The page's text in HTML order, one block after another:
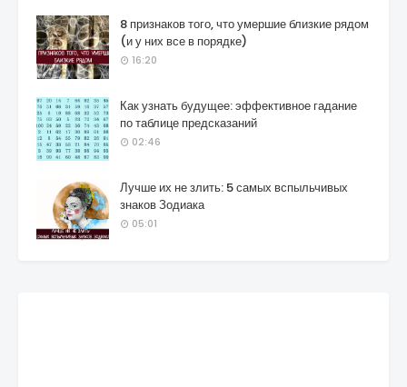
8 признаков того, что умершие близкие рядом
(и у них все в порядке)
16:20
Как узнать будущее: эффективное гадание
по таблице предсказаний
02:46
Лучше их не злить: 5 самых вспыльчивых
знаков Зодиака
05:01